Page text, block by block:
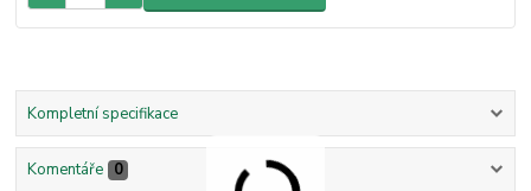
Kompletní specifikace
Komentáře 0